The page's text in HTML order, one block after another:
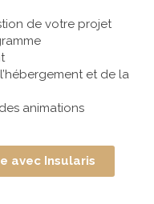
de votre projet
et de la
animations
avec Insularis